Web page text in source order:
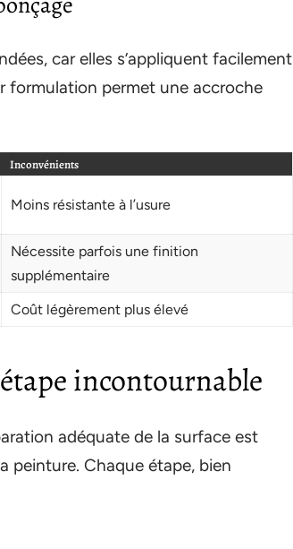
car elles s’appliquent facilement
formulation permet une accroche
Inconvénients
Moins résistante à l’usure
Nécessite parfois une finition
supplémentaire
Coût légèrement plus élevé
incontournable
adéquate de la surface est
peinture. Chaque étape, bien